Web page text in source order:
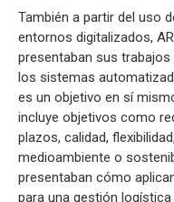
También a partir del uso
entornos digitalizados,
presentaban sus
los sistemas
es un objetivo en sí
incluye objetivos como
plazos, calidad,
medioambiente o
presentaban cómo
para una gestión